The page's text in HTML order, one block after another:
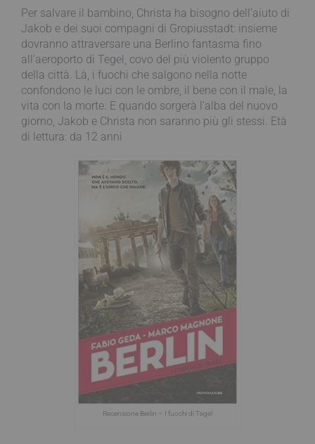
Per salvare il bambino, Christa ha bisogno dell’aiuto di
Jakob e dei suoi compagni di Gropiusstadt: insieme
dovranno attraversare una Berlino fantasma fino
all’aeroporto di Tegel, covo del più violento gruppo
della città. Là, i fuochi che salgono nella notte
confondono le luci con le ombre, il bene con il male, la
vita con la morte. E quando sorgerà l’alba del nuovo
giorno, Jakob e Christa non saranno più gli stessi. Età
di lettura: da 12 anni
Recensione Berlin – I fuochi di Tegel